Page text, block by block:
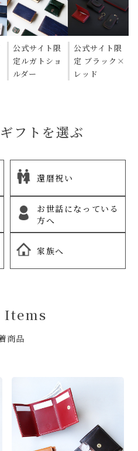
公式サイト限
定ルガトショ
ルダー
公式サイト限
定 ブラック×
レッド
フトを選ぶ
還暦祝い
お世話になっている
方へ
家族へ
Items
商品